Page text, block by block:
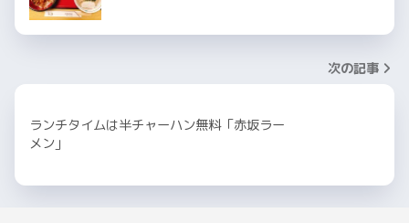
次の記事
ランチタイムは半チャーハン無料「赤坂ラー
メン」